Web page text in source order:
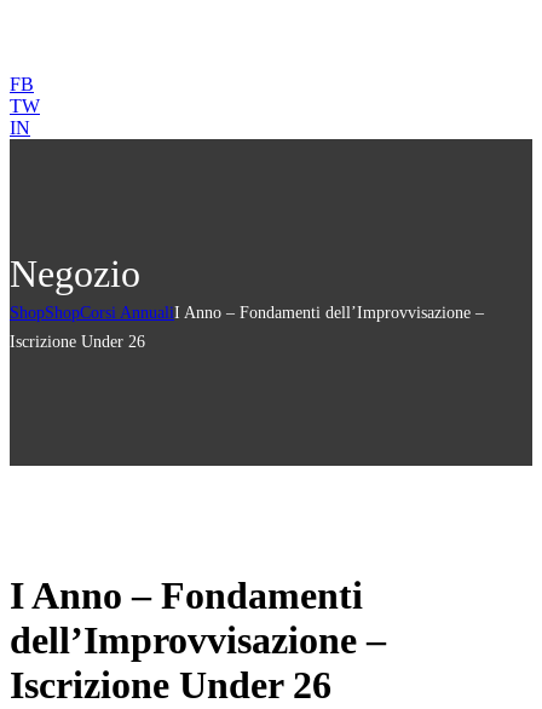
FB
TW
IN
Negozio
ShopShopCorsi AnnualiI Anno – Fondamenti dell’Improvvisazione –
Iscrizione Under 26
I Anno – Fondamenti
dell’Improvvisazione –
Iscrizione Under 26